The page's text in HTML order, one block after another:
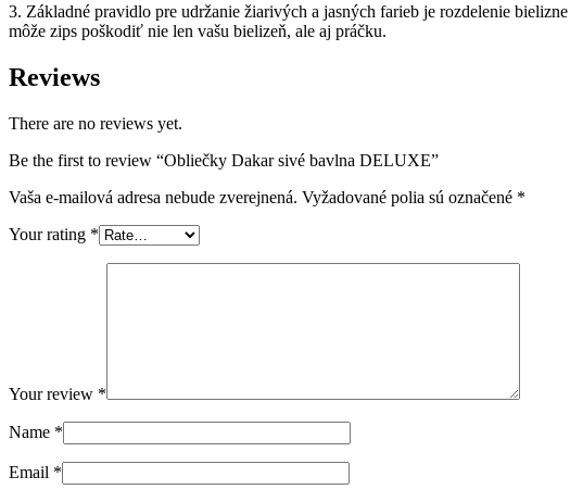
3. Základné pravidlo pre udržanie žiarivých a jasných farieb je rozdelenie
môže zips poškodiť nie len vašu bielizeň, ale aj práčku.
Reviews
There are no reviews yet.
Be the first to review “Obliečky Dakar sivé bavlna DELUXE”
Vaša e-mailová adresa nebude zverejnená. Vyžadované polia sú označené *
Your rating *
Your review *
Name *
Email *